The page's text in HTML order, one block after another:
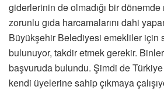
giderlerinin de olmadığı bir
zorunlu gıda harcamalarını dahi
Büyükşehir Belediyesi emekliler için
bulunuyor, takdir etmek gerekir.
başvuruda bulundu. Şimdi de
kendi üyelerine sahip çıkmaya